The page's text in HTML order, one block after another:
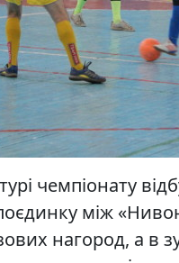
чемпіонату
між
нагород, а в